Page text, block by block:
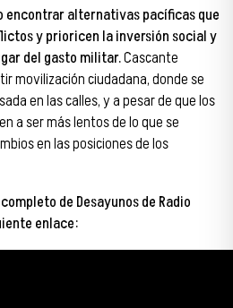
encontrar alternativas pacíficas que
y prioricen la inversión social y
del gasto militar.Cascante
movilización ciudadana, donde se
en las calles, y a pesar de que los
a ser más lentos de lo que se
en las posiciones de los
de Desayunos de Radio
enlace: